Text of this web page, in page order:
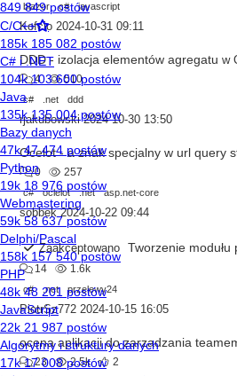
blazor
c# javascript
Kofcio 2024-10-31 09:11
DDD - izolacja elementów agregatu w
4
510
c#
.net ddd
rjakubowski 2024-10-30 13:50
Ocelot - a znak specjalny w url query
0
257
c#
oclelot .net asp.net-core
sobbek 2024-10-22 09:44
Zaakceptowano Tworzenie modułu
14
1.6k
c#
.net przelewy24
PiotrSz772 2024-10-15 16:05
ocena aplikacji do zarzadzania
23 2.5k
2